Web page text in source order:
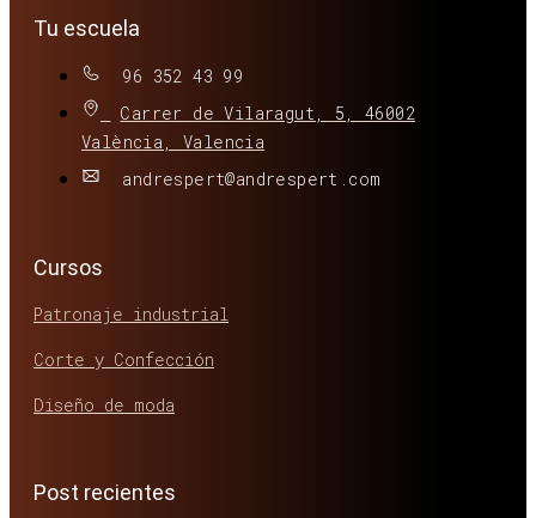
Tu escuela
96 352 43 99
Carrer de Vilaragut, 5, 46002
València, Valencia
andrespert@andrespert.com
Cursos
Patronaje industrial
Corte y Confección
Diseño de moda
Post recientes